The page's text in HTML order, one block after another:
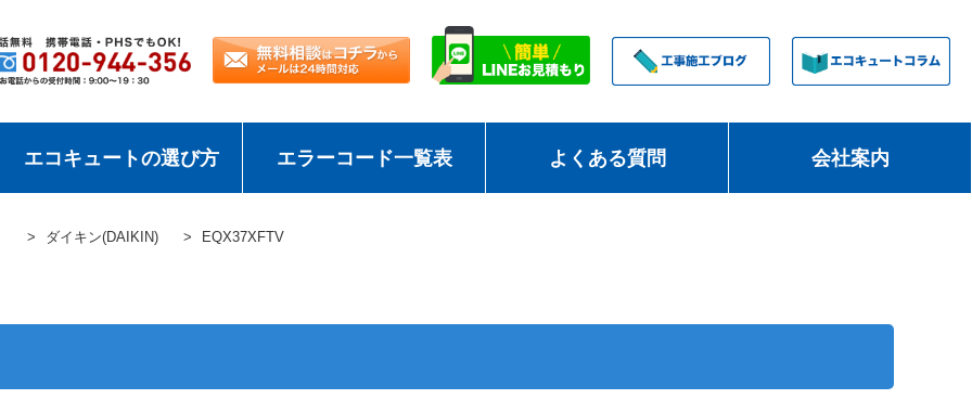
エコキュートの選び方 エラーコード一覧表 よくある質問 会社案内
ダイキン(DAIKIN) EQX37XFTV